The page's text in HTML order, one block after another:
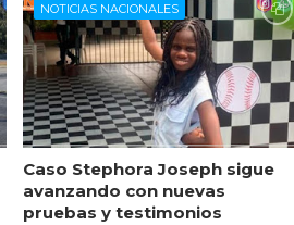
NOTICIAS NACIONALES
Caso Stephora Joseph sigue
avanzando con nuevas
pruebas y testimonios